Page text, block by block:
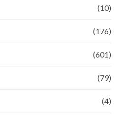
(10)
(176)
(601)
(79)
(4)